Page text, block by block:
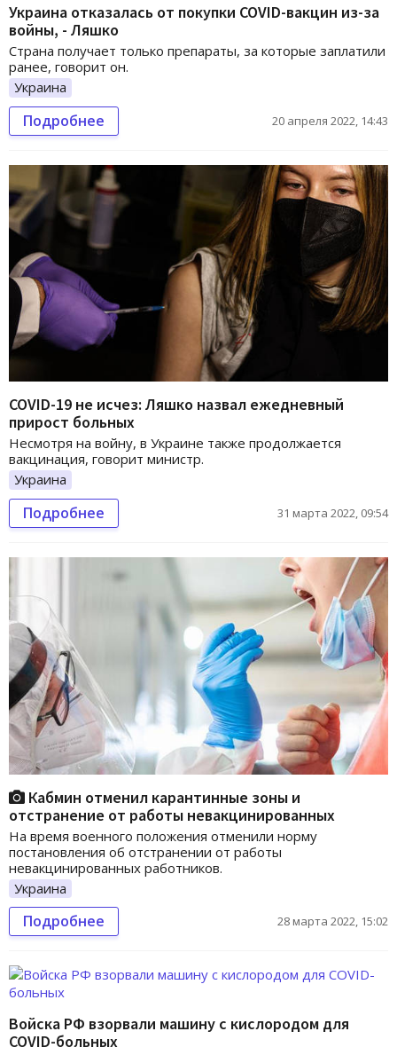
Украина отказалась от покупки COVID-вакцин из-за
войны, - Ляшко
Страна получает только препараты, за которые заплатили
ранее, говорит он.
Украина
Подробнее 20 апреля 2022, 14:43
COVID-19 не исчез: Ляшко назвал ежедневный
прирост больных
Несмотря на войну, в Украине также продолжается
вакцинация, говорит министр.
Украина
Подробнее 31 марта 2022, 09:54
Кабмин отменил карантинные зоны и
отстранение от работы невакцинированных
На время военного положения отменили норму
постановления об отстранении от работы
невакцинированных работников.
Украина
Подробнее 28 марта 2022, 15:02
Войска РФ взорвали машину с кислородом для
COVID-больных